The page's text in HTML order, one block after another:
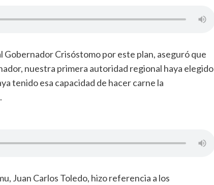
Crisóstomo por este plan, aseguró que
nuestra primera autoridad regional haya elegido
tenido esa capacidad de hacer carne la
Juan Carlos Toledo, hizo referencia a los